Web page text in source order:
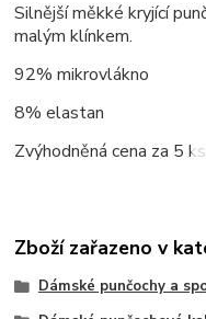
Silnější měkké kryjící
malým klínkem.
92% mikrovlákno
8% elastan
Zvýhodněná cena za 5 ks
Zboží zařazeno v
Dámské punčochy a